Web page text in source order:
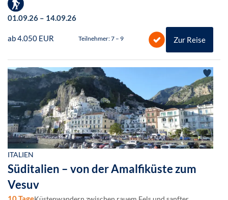
01.09.26 – 14.09.26
ab 4.050 EUR Teilnehmer: 7 – 9 Zur Reise
ITALIEN
Süditalien – von der Amalfiküste zum
Vesuv